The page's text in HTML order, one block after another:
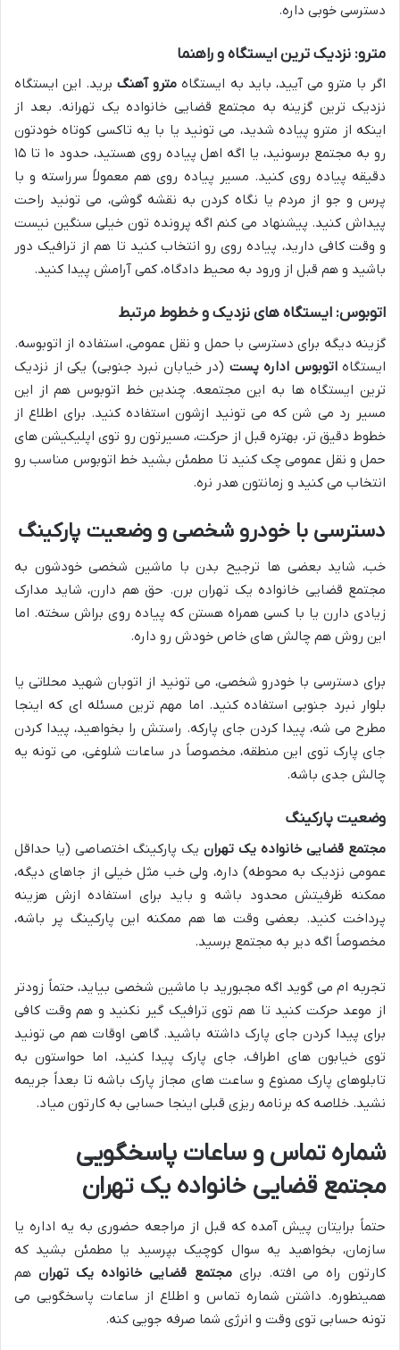
دسترسی خوبی داره.
مترو: نزدیک ترین ایستگاه و راهنما
اگر با مترو می آیید، باید به ایستگاه مترو آهنگبرید. این ایستگاه
نزدیک ترین گزینه به مجتمع قضایی خانواده یک تهرانه. بعد از
اینکه از مترو پیاده شدید، می تونید یا با یه تاکسی کوتاه خودتون
رو به مجتمع برسونید، یا اگه اهل پیاده روی هستید، حدود ۱۰ تا ۱۵
دقیقه پیاده روی کنید. مسیر پیاده روی هم معمولاً سرراسته و با
پرس و جو از مردم یا نگاه کردن به نقشه گوشی، می تونید راحت
پیداش کنید. پیشنهاد می کنم اگه پرونده تون خیلی سنگین نیست
و وقت کافی دارید، پیاده روی رو انتخاب کنید تا هم از ترافیک دور
باشید و هم قبل از ورود به محیط دادگاه، کمی آرامش پیدا کنید.
اتوبوس: ایستگاه های نزدیک و خطوط مرتبط
گزینه دیگه برای دسترسی با حمل و نقل عمومی، استفاده از اتوبوسه.
ایستگاهاتوبوس اداره پست (در خیابان نبرد جنوبی) یکی از نزدیک
ترین ایستگاه ها به این مجتمعه. چندین خط اتوبوس هم از این
مسیر رد می شن که می تونید ازشون استفاده کنید. برای اطلاع از
خطوط دقیق تر، بهتره قبل از حرکت، مسیرتون رو توی اپلیکیشن های
حمل و نقل عمومی چک کنید تا مطمئن بشید خط اتوبوس مناسب رو
انتخاب می کنید و زمانتون هدر نره.
دسترسی با خودرو شخصی و وضعیت پارکینگ
خب، شاید بعضی ها ترجیح بدن با ماشین شخصی خودشون به
مجتمع قضایی خانواده یک تهران برن. حق هم دارن، شاید مدارک
زیادی دارن یا با کسی همراه هستن که پیاده روی براش سخته. اما
این روش هم چالش های خاص خودش رو داره.
برای دسترسی با خودرو شخصی، می تونید از اتوبان شهید محلاتی یا
بلوار نبرد جنوبی استفاده کنید. اما مهم ترین مسئله ای که اینجا
مطرح می شه، پیدا کردن جای پارکه. راستش را بخواهید، پیدا کردن
جای پارک توی این منطقه، مخصوصاً در ساعات شلوغی، می تونه یه
چالش جدی باشه.
وضعیت پارکینگ
مجتمع قضایی خانواده یک تهران یک پارکینگ اختصاصی (یا حداقل
عمومی نزدیک به محوطه) داره، ولی خب مثل خیلی از جاهای دیگه،
ممکنه ظرفیتش محدود باشه و باید برای استفاده ازش هزینه
پرداخت کنید. بعضی وقت ها هم ممکنه این پارکینگ پر باشه،
مخصوصاً اگه دیر به مجتمع برسید.
تجربه ام می گوید اگه مجبورید با ماشین شخصی بیاید، حتماً زودتر
از موعد حرکت کنید تا هم توی ترافیک گیر نکنید و هم وقت کافی
برای پیدا کردن جای پارک داشته باشید. گاهی اوقات هم می تونید
توی خیابون های اطراف، جای پارک پیدا کنید، اما حواستون به
تابلوهای پارک ممنوع و ساعت های مجاز پارک باشه تا بعداً جریمه
نشید. خلاصه که برنامه ریزی قبلی اینجا حسابی به کارتون میاد.
شماره تماس و ساعات پاسخگویی
مجتمع قضایی خانواده یک تهران
حتماً برایتان پیش آمده که قبل از مراجعه حضوری به یه اداره یا
سازمان، بخواهید یه سوال کوچیک بپرسید یا مطمئن بشید که
کارتون راه می افته. برایمجتمع قضایی خانواده یک تهرانهم
همینطوره. داشتن شماره تماس و اطلاع از ساعات پاسخگویی می
تونه حسابی توی وقت و انرژی شما صرفه جویی کنه.